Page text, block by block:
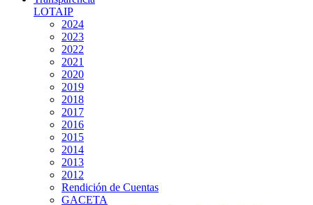
LOTAIP
2024
2023
2022
2021
2020
2019
2018
2017
2016
2015
2014
2013
2012
Rendición de Cuentas
GACETA